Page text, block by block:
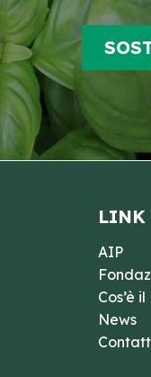
AIP
Cos’è
News